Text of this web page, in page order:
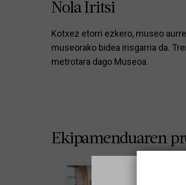
Nola Iritsi
Kotxez etorri ezkero, museo
museorako bidea irisgarria da.
metrotara dago Museoa.
Ekipamenduaren